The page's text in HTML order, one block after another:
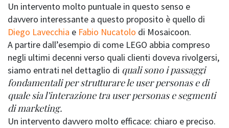
Un intervento molto puntuale in questo senso e
davvero interessante a questo proposito è quello di
Diego Lavecchia e Fabio Nucatolo di Mosaicoon.
A partire dall’esempio di come LEGO abbia compreso
negli ultimi decenni verso quali clienti doveva rivolgersi,
siamo entrati nel dettaglio di quali sono i passaggi
fondamentali per strutturare le user personas e di
quale sia l’interazione tra user personas e segmenti
di marketing.
Un intervento davvero molto efficace: chiaro e preciso.